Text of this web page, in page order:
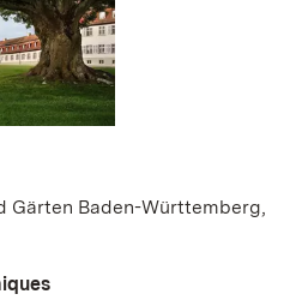
Gärten Baden-Württemberg,